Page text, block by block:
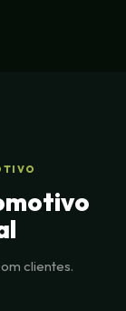
clientes.